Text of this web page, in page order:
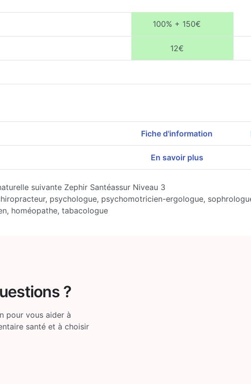
100% + 150€
12€
Fiche d'information
En savoir plus
suivante Zephir Santéassur Niveau 3
psychologue, psychomotricien-ergologue,
homéopathe, tabacologue
?
pour vous aider à
santé et à choisir